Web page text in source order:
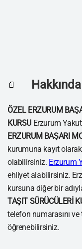
📄 Hakkında
ÖZEL ERZURUM
KURSU Erzurum
ERZURUM BAŞARI
kurumuna kayıt olarak
olabilirsiniz. Erzurum
ehliyet alabilirsiniz.
kursuna diğer bir
TAŞIT SÜRÜCÜLERİ
telefon numarasını
öğrenebilirsiniz.